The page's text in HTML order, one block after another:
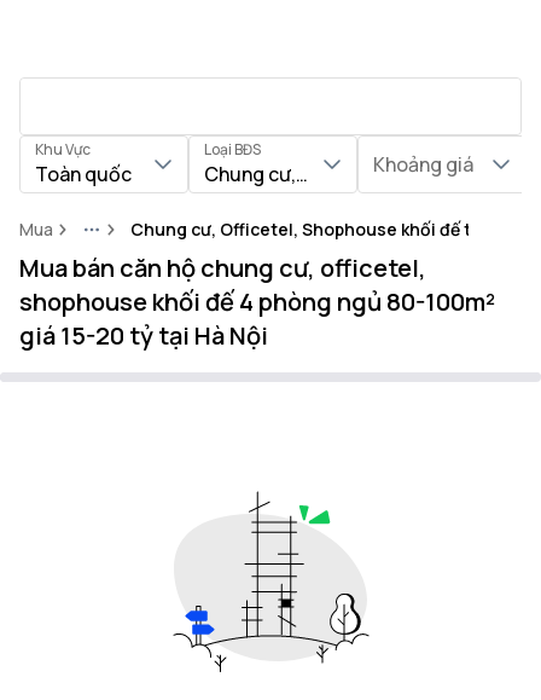
Khu Vực
Toàn quốc
Loại BĐS
Chung cư, Officetel, Shophouse khối
Khoảng giá
Mua MoreChung cư, Officetel, Shophouse khối đế tại
Mua bán căn hộ chung cư, officetel,
shophouse khối đế 4 phòng ngủ 80-100m²
giá 15-20 tỷ tại Hà Nội